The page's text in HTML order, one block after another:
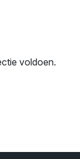
voldoen.